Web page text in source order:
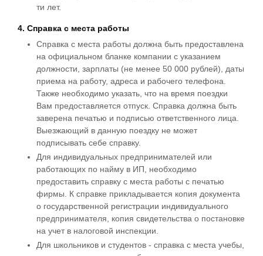
ти лет.
4. Справка с места работы
Справка с места работы должна быть предоставлена
на официальном бланке компании с указанием
должности, зарплаты (не менее 50 000 рублей), даты
приема на работу, адреса и рабочего телефона.
Также необходимо указать, что на время поездки
Вам предоставляется отпуск. Справка должна быть
заверена печатью и подписью ответственного лица.
Выезжающий в данную поездку не может
подписывать себе справку.
Для индивидуальных предпринимателей или
работающих по найму в ИП, необходимо
предоставить справку с места работы с печатью
фирмы. К справке прикладывается копия документа
о государственной регистрации индивидуального
предпринимателя, копия свидетельства о постановке
на учет в налоговой инспекции.
Для школьников и студентов - справка с места учебы,